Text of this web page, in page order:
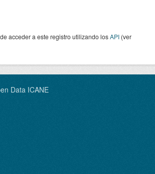
acceder a este registro utilizando losAPI (ver
Data ICANE